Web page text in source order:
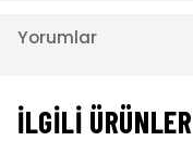
Yorumlar
İLGILI ÜRÜNLER